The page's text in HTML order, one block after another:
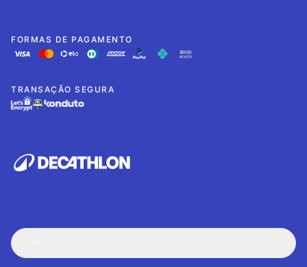
FORMAS DE PAGAMENTO
TRANSAÇÃO SEGURA